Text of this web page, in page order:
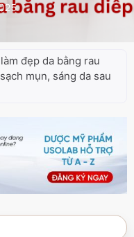
đẹp da bằng rau
mụn, sáng da sau